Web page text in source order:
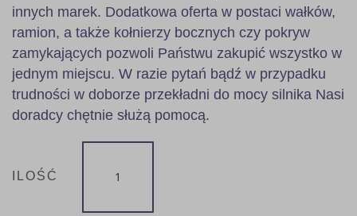
innych marek. Dodatkowa oferta w postaci wałków,
ramion, a także kołnierzy bocznych czy pokryw
zamykających pozwoli Państwu zakupić wszystko w
jednym miejscu. W razie pytań bądź w przypadku
trudności w doborze przekładni do mocy silnika Nasi
doradcy chętnie służą pomocą.
ILOŚĆ